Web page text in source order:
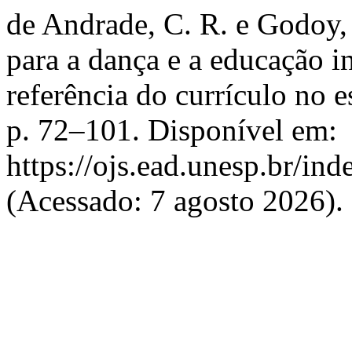
de Andrade, C. R. e
para a dança e a educação
referência do currículo no
p. 72–101. Disponível em:
https://ojs.ead.unesp.br/
(Acessado: 7 agosto 2026).